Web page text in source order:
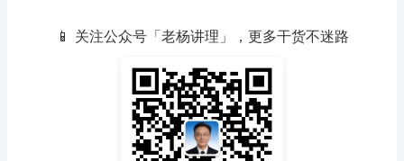
📱 关注公众号「老杨讲理」，更多干货不迷路